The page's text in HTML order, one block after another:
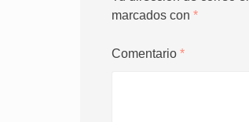
marcados con *
Comentario *